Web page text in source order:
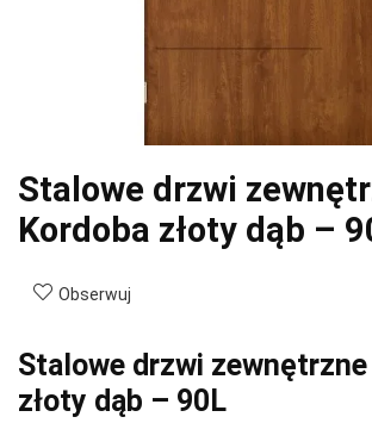
Stalowe drzwi
Kordoba złoty dąb –
Obserwuj
Stalowe drzwi
złoty dąb – 90L